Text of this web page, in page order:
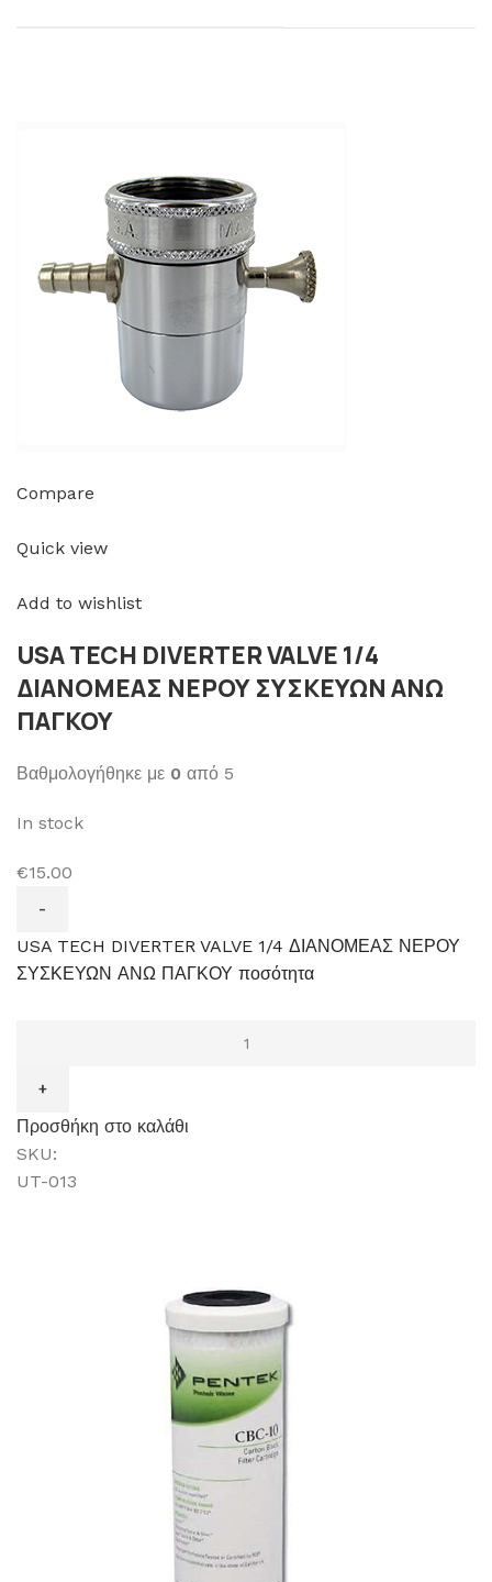
Compare
Quick view
Add to wishlist
USA TECH DIVERTER VALVE 1/4
ΔΙΑΝΟΜΕΑΣ ΝΕΡΟΥ ΣΥΣΚΕΥΩΝ ΑΝΩ
ΠΑΓΚΟΥ
Βαθμολογήθηκε με 0 από 5
In stock
€15.00
USA TECH DIVERTER VALVE 1/4 ΔΙΑΝΟΜΕΑΣ ΝΕΡΟΥ
ΣΥΣΚΕΥΩΝ ΑΝΩ ΠΑΓΚΟΥ ποσότητα
Προσθήκη στο καλάθι
SKU:
UT-013